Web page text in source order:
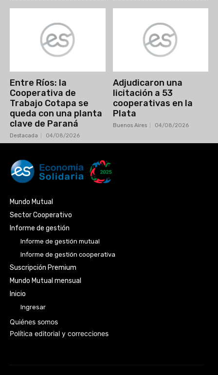
Entre Ríos: la
Cooperativa de
Trabajo Cotapa se
queda con una planta
clave de Paraná
Destacada 04/08/2026
Adjudicaron una
licitación a 53
cooperativas en la
Plata
Buenos Aires 04/08/2026
Mundo Mutual
Sector Cooperativo
Informe de gestión
Informe de gestión mutual
Informe de gestión cooperativa
Suscripción Premium
Mundo Mutual mensual
Inicio
Ingresar
Quiénes somos
Política editorial y correcciones